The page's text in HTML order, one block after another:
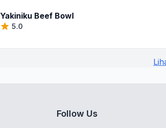
Yakiniku Beef Bowl
5.0
Follow Us